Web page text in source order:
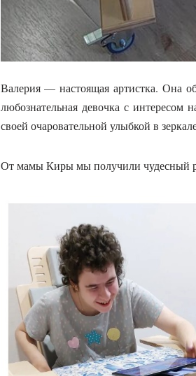
Валерия — настоящая артистка. Она
любознательная девочка с
своей очаровательной улыбкой в
От мамы Киры мы получили чудесный